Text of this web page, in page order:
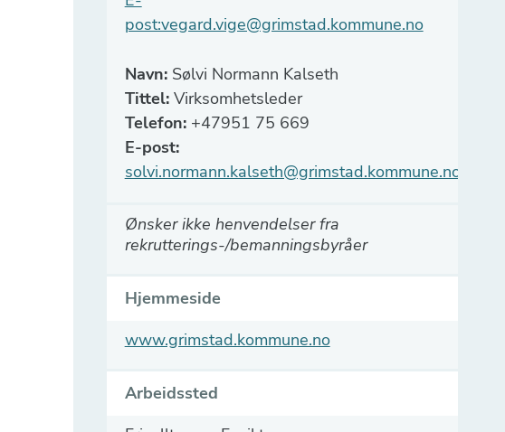
post:vegard.vige@grimstad.kommune.no
Navn:Sølvi Normann Kalseth
Tittel:Virksomhetsleder
Telefon:+47951 75 669
E-post:
solvi.normann.kalseth@grimstad.kommune.no
Ønsker ikke henvendelser fra
rekrutterings-/bemanningsbyråer
Hjemmeside
www.grimstad.kommune.no
Arbeidssted